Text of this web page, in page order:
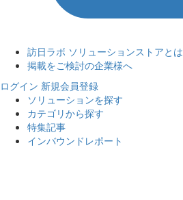
訪日ラボ ソリューションストアとは
掲載をご検討の企業様へ
ログイン 新規会員登録
ソリューションを探す
カテゴリから探す
特集記事
インバウンドレポート